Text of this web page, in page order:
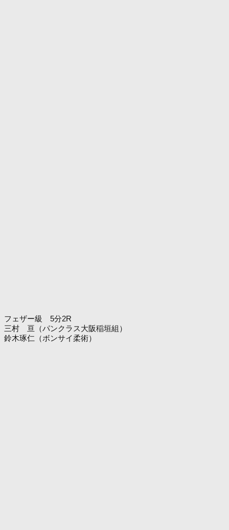
フェザー級 5分2R
三村 亘（パンクラス大阪稲垣組）
鈴木琢仁（ボンサイ柔術）